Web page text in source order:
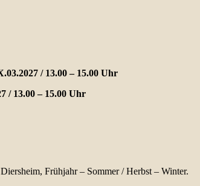
/ 13.00 – 15.00 Uhr
/ 13.00 – 15.00 Uhr
Frühjahr – Sommer / Herbst – Winter.